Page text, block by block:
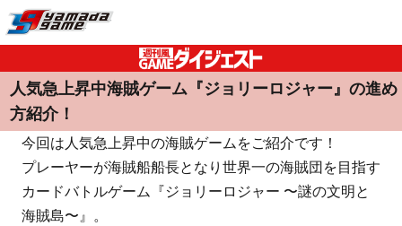
人気急上昇中海賊ゲーム『ジョリーロジャー』の進め
方紹介！
今回は人気急上昇中の海賊ゲームをご紹介です！
プレーヤーが海賊船船長となり世界一の海賊団を目指す
カードバトルゲーム『ジョリーロジャー 〜謎の文明と
海賊島〜』。